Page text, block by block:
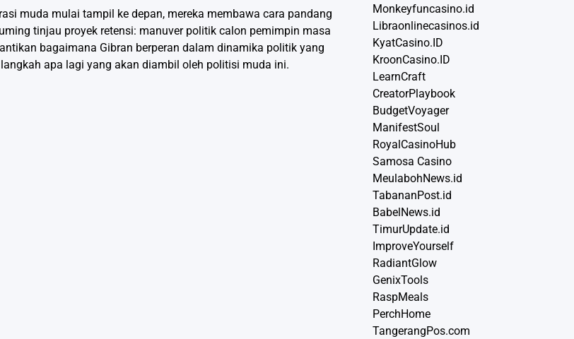
muda mulai tampil ke depan, mereka membawa cara pandang
tinjau proyek retensi: manuver politik calon pemimpin masa
bagaimana Gibran berperan dalam dinamika politik yang
apa lagi yang akan diambil oleh politisi muda ini.
Monkeyfuncasino.id
Libraonlinecasinos.id
KyatCasino.ID
KroonCasino.ID
LearnCraft
CreatorPlaybook
BudgetVoyager
ManifestSoul
RoyalCasinoHub
Samosa Casino
MeulabohNews.id
TabananPost.id
BabelNews.id
TimurUpdate.id
ImproveYourself
RadiantGlow
GenixTools
RaspMeals
PerchHome
TangerangPos.com